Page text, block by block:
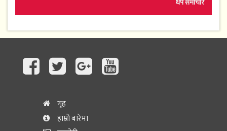
गृह
हाम्रो बारेमा